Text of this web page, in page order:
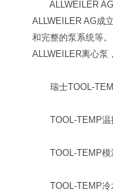
ALLWEILER AG
ALLWEILER AG成
和完整的泵系统等。
ALLWEILER离心泵
瑞士TOOL-
TOOL-TEMP温
TOOL-TEMP模
TOOL-TEMP冷